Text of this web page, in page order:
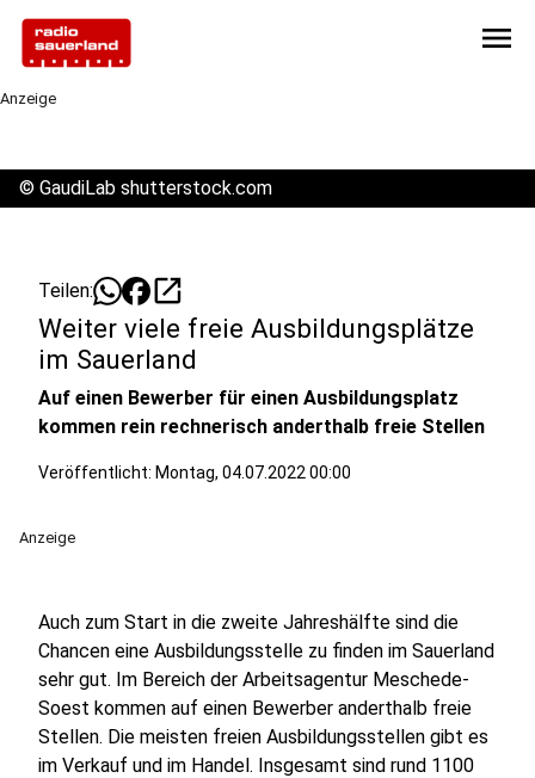
menu
Anzeige
© GaudiLab shutterstock.com
Teilen: open_in_new
Weiter viele freie Ausbildungsplätze
im Sauerland
Auf einen Bewerber für einen Ausbildungsplatz
kommen rein rechnerisch anderthalb freie Stellen
Veröffentlicht: Montag, 04.07.2022 00:00
Anzeige
Auch zum Start in die zweite Jahreshälfte sind die
Chancen eine Ausbildungsstelle zu finden im Sauerland
sehr gut. Im Bereich der Arbeitsagentur Meschede-
Soest kommen auf einen Bewerber anderthalb freie
Stellen. Die meisten freien Ausbildungsstellen gibt es
im Verkauf und im Handel. Insgesamt sind rund 1100